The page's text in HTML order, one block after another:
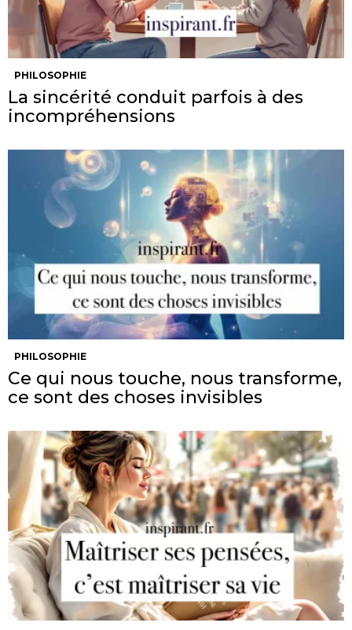
PHILOSOPHIE
La sincérité conduit parfois à des
incompréhensions
PHILOSOPHIE
Ce qui nous touche, nous transforme,
ce sont des choses invisibles